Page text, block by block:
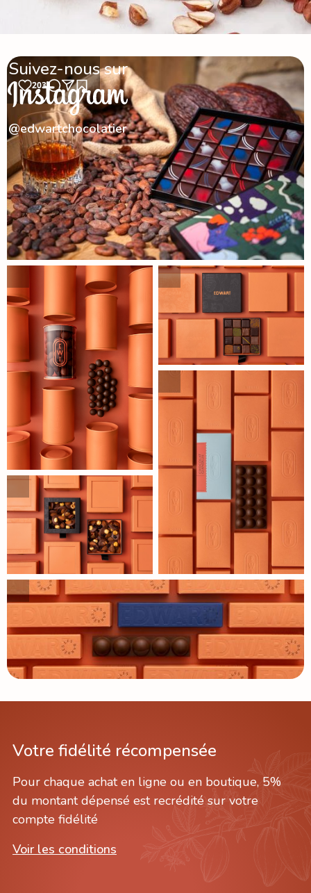
Suivez-nous sur
@edwartchocolatier
203
Votre fidélité récompensée
Pour chaque achat en ligne ou en boutique, 5%
du montant dépensé est recrédité sur votre
compte fidélité
Voir les conditions